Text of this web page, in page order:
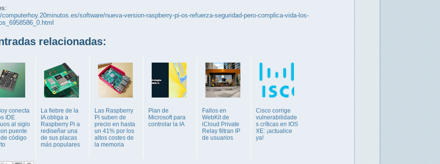
computerhoy.20minutos.es/software/nueva-version-raspberry-pi-os-refuerza-seguridad-pero-complica-vida-los-
relacionadas:
conecta
IDE
al siglo
puente
código
La fiebre de la
IA obliga a
Raspberry Pi a
rediseñar una
de sus placas
más populares
Las Raspberry
Pi suben de
precio en hasta
un 41% por los
altos costes de
la memoria
Plan de
Microsoft para
controlar la IA
Fallos en
WebKit de
iCloud Private
Relay filtran IP
de usuarios
Cisco corrige
vulnerabilidade
s críticas en IOS
XE: ¡actualice
ya!